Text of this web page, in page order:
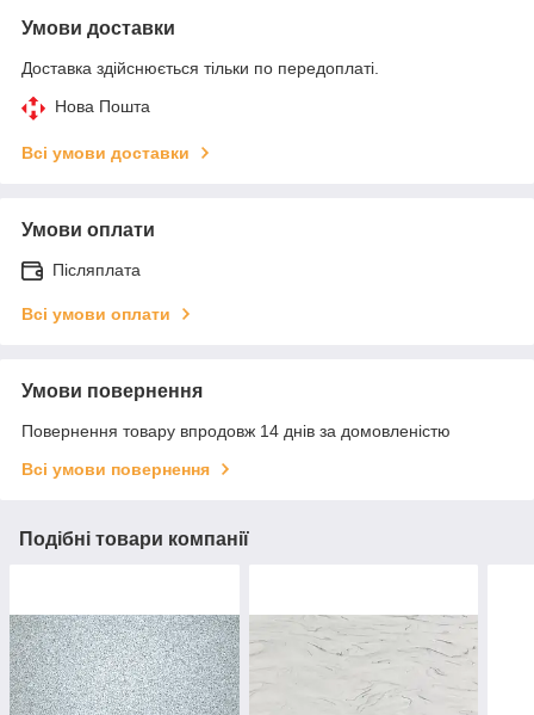
Умови доставки
Доставка здійснюється тільки по передоплаті.
Нова Пошта
Всі умови доставки
Умови оплати
Післяплата
Всі умови оплати
Умови повернення
Повернення товару впродовж 14 днів за домовленістю
Всі умови повернення
Подібні товари компанії